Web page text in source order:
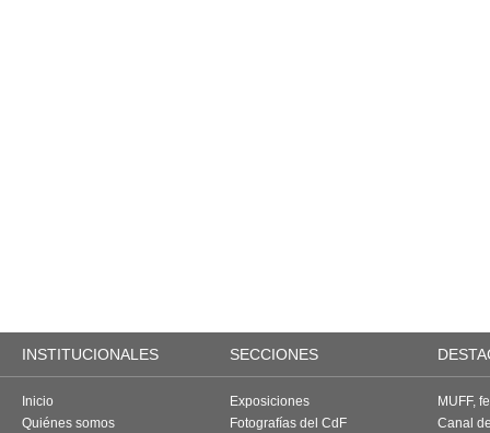
INSTITUCIONALES SECCIONES
Inicio
Quiénes somos
Exposiciones
Fotografías del CdF
MUFF,
Canal